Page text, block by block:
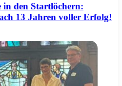
in den Startlöchern:
13 Jahren voller Erfolg!